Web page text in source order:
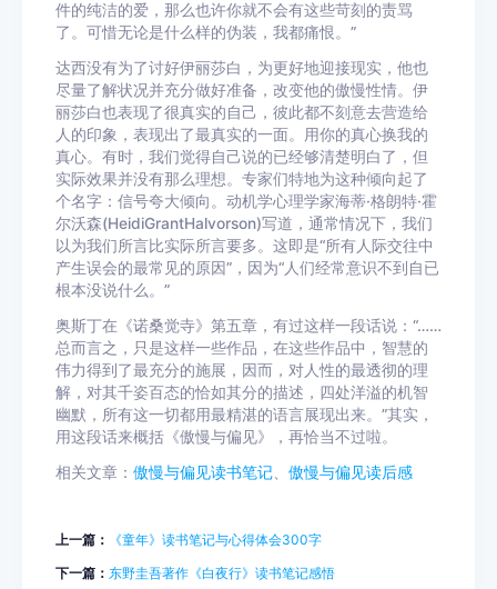
件的纯洁的爱，那么也许你就不会有这些苛刻的责骂
了。可惜无论是什么样的伪装，我都痛恨。”
达西没有为了讨好伊丽莎白，为更好地迎接现实，他也
尽量了解状况并充分做好准备，改变他的傲慢性情。伊
丽莎白也表现了很真实的自己，彼此都不刻意去营造给
人的印象，表现出了最真实的一面。用你的真心换我的
真心。有时，我们觉得自己说的已经够清楚明白了，但
实际效果并没有那么理想。专家们特地为这种倾向起了
个名字：信号夸大倾向。动机学心理学家海蒂·格朗特·霍
尔沃森(HeidiGrantHalvorson)写道，通常情况下，我们
以为我们所言比实际所言要多。这即是“所有人际交往中
产生误会的最常见的原因”，因为“人们经常意识不到自已
根本没说什么。”
奥斯丁在《诺桑觉寺》第五章，有过这样一段话说：“……
总而言之，只是这样一些作品，在这些作品中，智慧的
伟力得到了最充分的施展，因而，对人性的最透彻的理
解，对其千姿百态的恰如其分的描述，四处洋溢的机智
幽默，所有这一切都用最精湛的语言展现出来。”其实，
用这段话来概括《傲慢与偏见》，再恰当不过啦。
相关文章： 傲慢与偏见读书笔记 傲慢与偏见读后感
上一篇：
《童年》读书笔记与心得体会300字
下一篇： 东野圭吾著作《白夜行》读书笔记感悟